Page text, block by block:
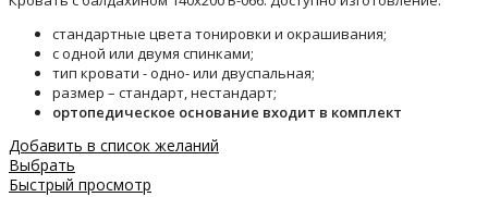
стандартные цвета тонировки и окрашивания;
с одной или двумя спинками;
тип кровати - одно- или двуспальная;
размер – стандарт, нестандарт;
ортопедическое основание входит в комплект
Добавить в список желаний
Выбрать
Быстрый просмотр